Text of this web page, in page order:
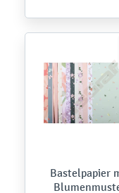
Bastelpapier